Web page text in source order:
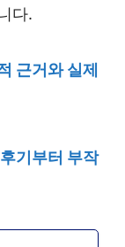
다.
근거와 실제
기부터 부작